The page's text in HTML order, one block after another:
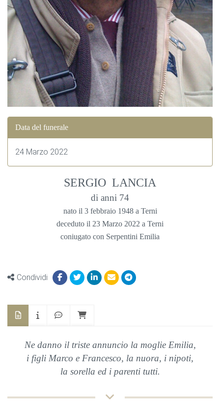
Data del funerale
24 Marzo 2022
SERGIO LANCIA
di anni 74
nato il 3 febbraio 1948 a Terni
deceduto il 23 Marzo 2022 a Terni
coniugato con Serpentini Emilia
Condividi
Ne danno il triste annuncio la moglie Emilia,
i figli Marco e Francesco, la nuora, i nipoti,
la sorella ed i parenti tutti.